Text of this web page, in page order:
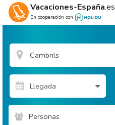
Vacaciones-España.es
En cooperación con
Personas